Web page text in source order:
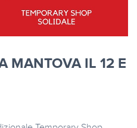
MANTOVA IL 12 E